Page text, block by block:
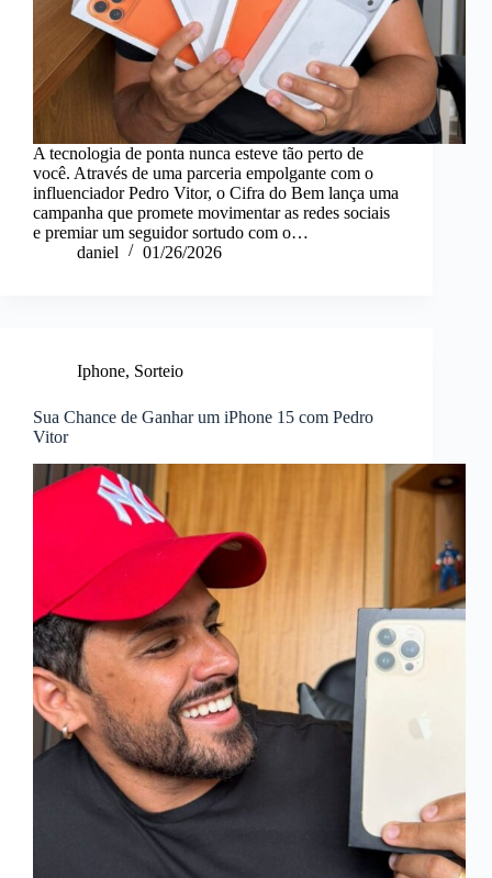
A tecnologia de ponta nunca esteve tão perto de
você. Através de uma parceria empolgante com o
influenciador Pedro Vitor, o Cifra do Bem lança uma
campanha que promete movimentar as redes sociais
e premiar um seguidor sortudo com o…
daniel
01/26/2026
Iphone, Sorteio
Sua Chance de Ganhar um iPhone 15 com Pedro
Vitor